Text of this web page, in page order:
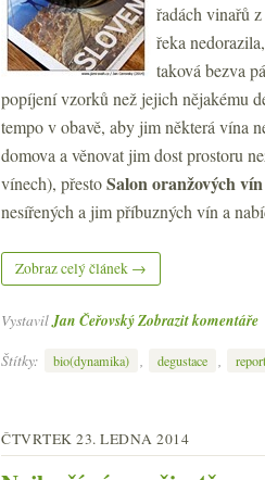
řadách vinařů
řeka
taková bezva
popíjení vzorků než jejich nějakému
tempo v obavě, aby jim některá vína
domova a věnovat jim dost prostoru
vínech), přestoSalon oranžových
nesířených a jim příbuzných vín a
Zobraz celý článek →
VystavilJan ČeřovskýZobrazit komentáře
Štítky:
bio(dynamika) degustace
ČTVRTEK 23. LEDNA 2014